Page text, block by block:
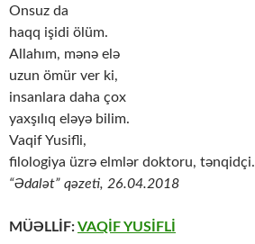
Onsuz da
haqq işidi ölüm.
Allahım, mənə elə
uzun ömür ver ki,
insanlara daha çox
yaxşılıq eləyə bilim.
Vaqif Yusifli,
filologiya üzrə elmlər doktoru, tənqidçi.
“Ədalət” qəzeti, 26.04.2018
MÜƏLLİF:VAQİF YUSİFLİ